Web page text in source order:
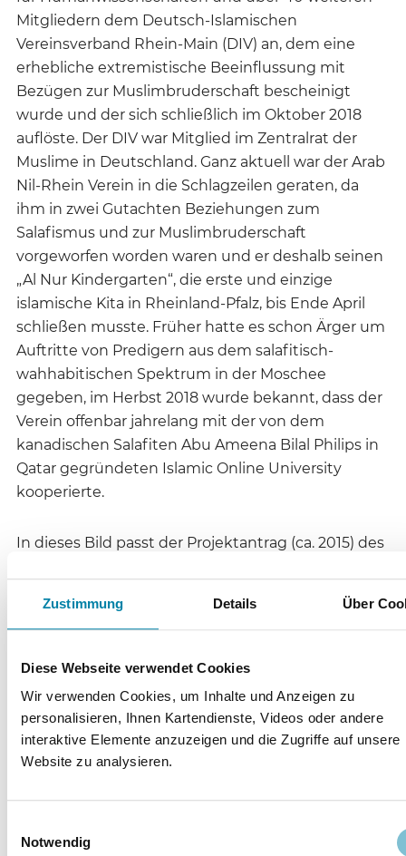
Zustimmung Details Über
Diese Webseite verwendet Cookies
Wir verwenden Cookies, um Inhalte und Anzeigen zu
personalisieren, Ihnen Kartendienste, Videos oder andere
interaktive Elemente anzuzeigen und die Zugriffe auf unsere
Website zu analysieren.
Notwendig
Mitgliedern dem Deutsch-Islamischen
Vereinsverband Rhein-Main (DIV) an, dem eine
erhebliche extremistische Beeinflussung mit
Bezügen zur Muslimbruderschaft bescheinigt
wurde und der sich schließlich im Oktober 2018
auflöste. Der DIV war Mitglied im Zentralrat der
Muslime in Deutschland. Ganz aktuell war der Arab
Nil-Rhein Verein in die Schlagzeilen geraten, da
ihm in zwei Gutachten Beziehungen zum
Salafismus und zur Muslimbruderschaft
vorgeworfen worden waren und er deshalb seinen
„Al Nur Kindergarten“, die erste und einzige
islamische Kita in Rheinland-Pfalz, bis Ende April
schließen musste. Früher hatte es schon Ärger um
Auftritte von Predigern aus dem salafitisch-
wahhabitischen Spektrum in der Moschee
gegeben, im Herbst 2018 wurde bekannt, dass der
Verein offenbar jahrelang mit der von dem
kanadischen Salafiten Abu Ameena Bilal Philips in
Qatar gegründeten Islamic Online University
kooperierte.
In dieses Bild passt der Projektantrag (ca. 2015) des
Kindergartens war. Es gebe bis auf eine
Deutschland und somit keine Möglichkeit,
Prinzipien ordentlich zu erziehen. Muslimische
Kinder lebten in den westlichen Gesellschaften
sehr gefährlich und seien in deutschen Schulen
Kopftuch. Sie seien dem unmoralischen Verhalten
islamische Schule werde dringend gebraucht, da